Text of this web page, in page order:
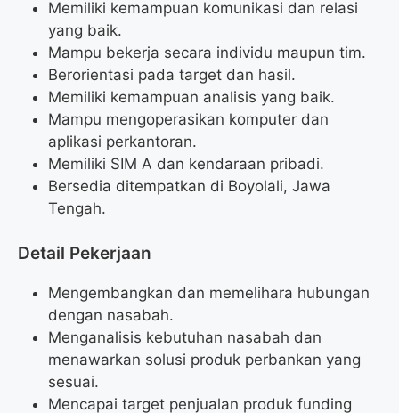
Memiliki kemampuan komunikasi dan relasi
yang baik.
Mampu bekerja secara individu maupun tim.
Berorientasi pada target dan hasil.
Memiliki kemampuan analisis yang baik.
Mampu mengoperasikan komputer dan
aplikasi perkantoran.
Memiliki SIM A dan kendaraan pribadi.
Bersedia ditempatkan di Boyolali, Jawa
Tengah.
Detail Pekerjaan
Mengembangkan dan memelihara hubungan
dengan nasabah.
Menganalisis kebutuhan nasabah dan
menawarkan solusi produk perbankan yang
sesuai.
Mencapai target penjualan produk funding